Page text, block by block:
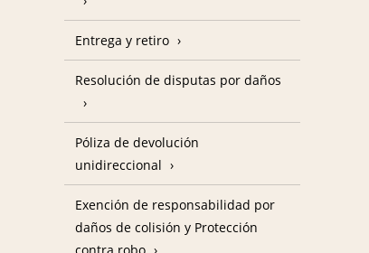
Entrega y retiro
Resolución de disputas por daños
Póliza de devolución
unidireccional
Exención de responsabilidad por
daños de colisión y Protección